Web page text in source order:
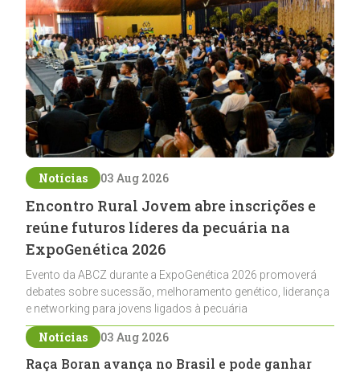
Notícias 03 Aug 2026
Encontro Rural Jovem abre inscrições e
reúne futuros líderes da pecuária na
ExpoGenética 2026
Evento da ABCZ durante a ExpoGenética 2026 promoverá
debates sobre sucessão, melhoramento genético, liderança
e networking para jovens ligados à pecuária
Notícias 03 Aug 2026
Raça Boran avança no Brasil e pode ganhar